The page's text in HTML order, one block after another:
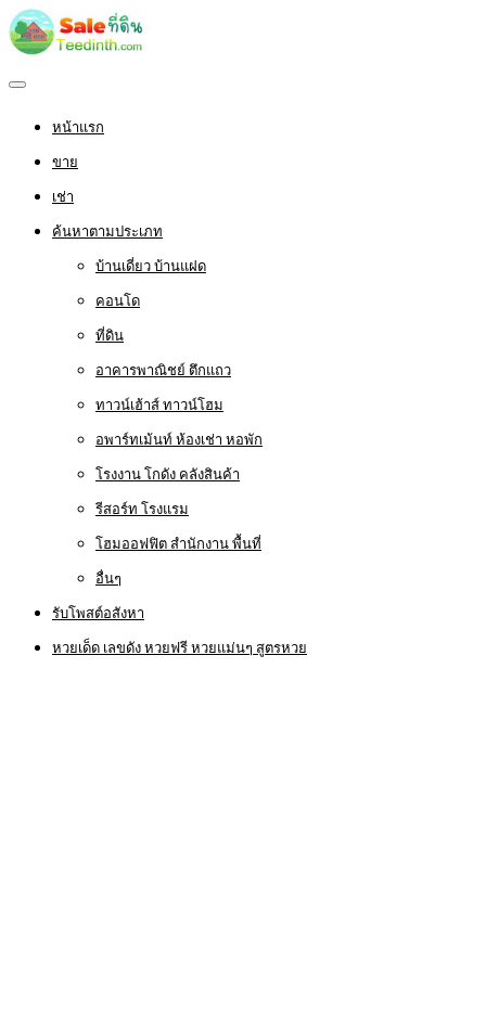
หน้าแรก
ขาย
เช่า
ค้นหาตามประเภท
บ้านเดี่ยว บ้านแฝด
คอนโด
ที่ดิน
อาคารพาณิชย์ ตึกแถว
ทาวน์เฮ้าส์ ทาวน์โฮม
อพาร์ทเม้นท์ ห้องเช่า หอพัก
โรงงาน โกดัง คลังสินค้า
รีสอร์ท โรงแรม
โฮมออฟฟิต สำนักงาน พื้นที่
อื่นๆ
รับโพสต์อสังหา
หวยเด็ด เลขดัง หวยฟรี หวยแม่นๆ สูตรหวย